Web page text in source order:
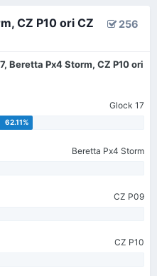
256
CZ P10 ori CZ
Beretta Px4 Storm, CZ P10 ori
Glock 17
Beretta Px4 Storm
CZ P09
CZ P10